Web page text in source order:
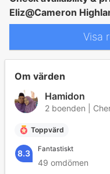
Eliz@Cameron
Visa
Om värden
Hamidon
2 boenden |
Toppvärd
8.3 Fantastiskt
49 omdömen